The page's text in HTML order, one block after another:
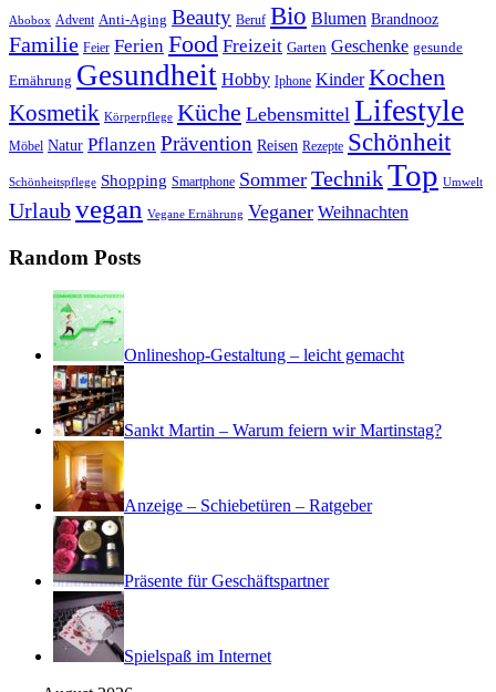
Abobox Advent Anti-Aging Beauty Beruf Bio Blumen Brandnooz
Familie Feier Ferien Food Freizeit Garten Geschenke gesunde
Ernährung Gesundheit Hobby Iphone Kinder Kochen
Kosmetik Körperpflege Küche Lebensmittel Lifestyle
Möbel Natur Pflanzen Prävention Reisen Rezepte Schönheit
Schönheitspflege Shopping Smartphone Sommer TechnikTop Umwelt
Urlaubvegan Vegane Ernährung Veganer Weihnachten
Random Posts
Onlineshop-Gestaltung – leicht gemacht
Sankt Martin – Warum feiern wir Martinstag?
Anzeige – Schiebetüren – Ratgeber
Präsente für Geschäftspartner
Spielspaß im Internet